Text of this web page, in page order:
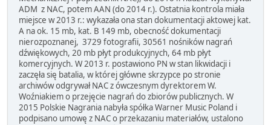
ADM z NAC, potem AAN (do 2014 r.). Ostatnia kontrola miała
miejsce w 2013 r.: wykazała ona stan dokumentacji aktowej kat.
A na ok. 15 mb, kat. B 149 mb, obecność dokumentacji
nierozpoznanej, 3729 fotografii, 30561 nośników nagrań
dźwiękowych, 20 mb płyt produkcyjnych, 64 mb płyt
komercyjnych. W 2013 r. postawiono PN w stan likwidacji i
zaczęła się batalia, w której główne skrzypce po stronie
archiwów odgrywał NAC z ówczesnym dyrektorem W.
Woźniakiem o przejęcie nagrań do zbiorów publicznych. W
2015 Polskie Nagrania nabyła spółka Warner Music Poland i
podpisano umowę z NAC o przekazaniu materiałów, ustalono